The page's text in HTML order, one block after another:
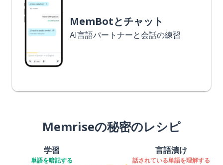
MemBotとチャット
AI言語パートナーと会話の練習
Memriseの秘密のレシピ
学習
単語を暗記する
言語漬け
話されている単語を理解する